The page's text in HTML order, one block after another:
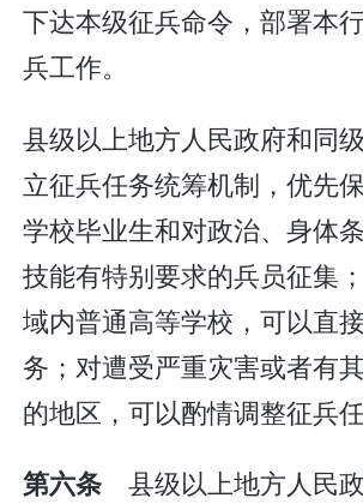
下达本级征兵命令，部署本
兵工作。
县级以上地方人民政府和同
立征兵任务统筹机制，优先
学校毕业生和对政治、身体
技能有特别要求的兵员征集
域内普通高等学校，可以直
务；对遭受严重灾害或者有
的地区，可以酌情调整征兵任
第六条 县级以上地方人民